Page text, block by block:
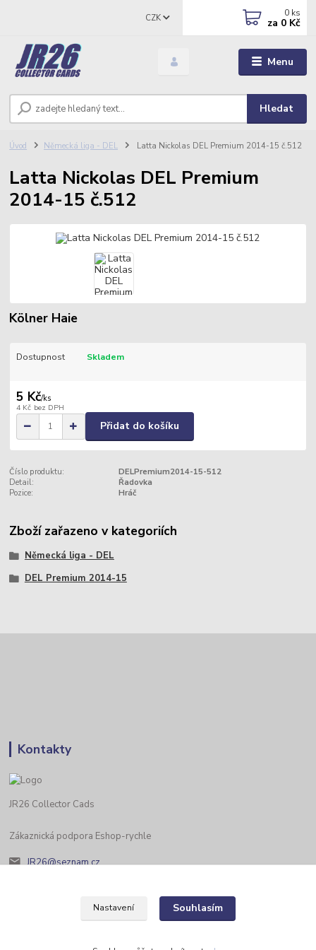
Menu
CZK
Hledat
0 ks
za 0 Kč
Úvod Německá liga - DEL Latta Nickolas DEL Premium 2014-15 č.512
Latta Nickolas DEL Premium
2014-15 č.512
Kölner Haie
Dostupnost Skladem
5 Kč/ks
4 Kč bez DPH
Přidat do košíku
Číslo produktu:
DELPremium2014-15-512
Detail:
Řadovka
Pozice:
Hráč
Zboží zařazeno v kategoriích
Německá liga - DEL
DEL Premium 2014-15
Kontakty
JR26 Collector Cads
Zákaznická podpora Eshop-rychle
JR26@seznam.cz
Nastavení Souhlasím